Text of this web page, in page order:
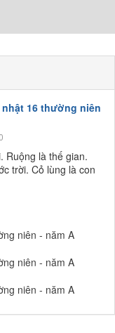
16 thường niên
Ruộng là thế gian.
trời. Cỏ lùng là con
niên - năm A
niên - năm A
niên - năm A